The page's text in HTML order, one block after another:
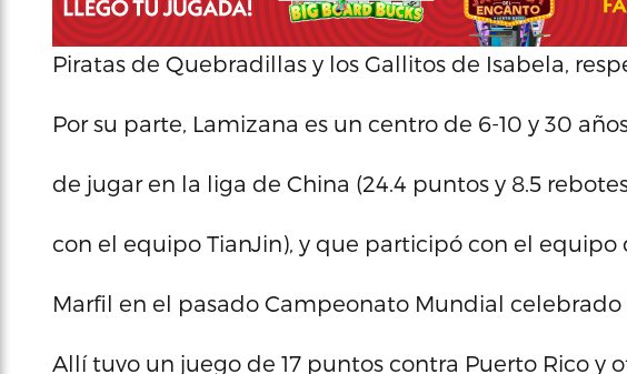
Piratas de Quebradillas y los Gallitos de Isabela,
Por su parte, Lamizana es un centro de 6-10 y 30
de jugar en la liga de China (24.4 puntos y 8.5
con el equipo TianJin), y que participó con el equipo
Marfil en el pasado Campeonato Mundial celebrado
Allí tuvo un juego de 17 puntos contra Puerto Rico y